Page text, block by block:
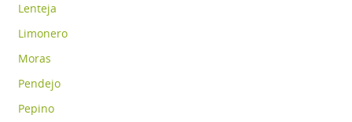
Lenteja
Limonero
Moras
Pendejo
Pepino